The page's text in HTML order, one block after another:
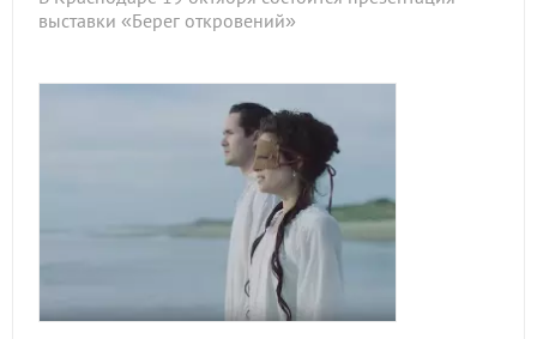
выставки «Берег откровений»